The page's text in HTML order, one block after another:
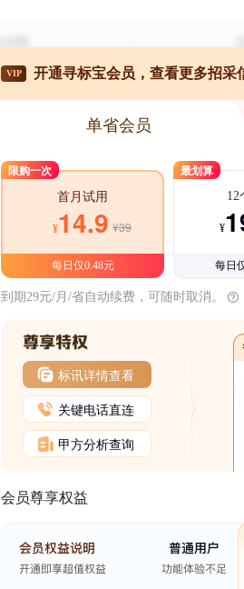
VIP 开通寻标宝会员，查看更多招采
单省会员
限购一次
首月试用
¥14.9 ¥39
每日仅0.48元
最划算
12
¥
每日
到期29元/月/省自动续费，可随时取消。
标讯详情查看
关键电话直连
甲方分析查询
会员尊享权益